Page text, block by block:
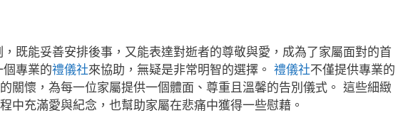
既能妥善安排後事，又能表達對逝者的尊敬與愛，成為了家屬面對的首
專業的禮儀社來協助，無疑是非常明智的選擇。 禮儀社不僅提供專業的
關懷，為每一位家屬提供一個體面、尊重且溫馨的告別儀式。 這些細緻
中充滿愛與紀念，也幫助家屬在悲痛中獲得一些慰藉。